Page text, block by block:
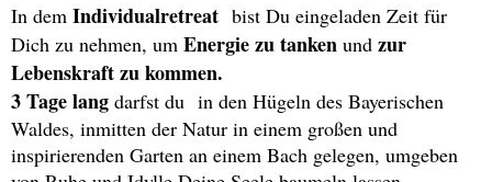
In dem Individualretreat bist Du eingeladen Zeit für
Dich zu nehmen, um Energie zu tanken und zur
Lebenskraft zu kommen.
3 Tage lang darfst du in den Hügeln des Bayerischen
Waldes, inmitten der Natur in einem großen und
inspirierenden Garten an einem Bach gelegen, umgeben